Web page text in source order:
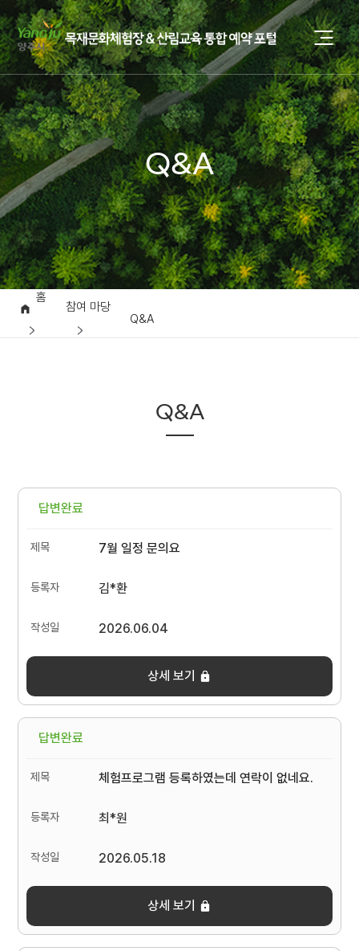
Q&A
홈
참여 마당
Q&A
Q&A
답변완료
7월 일정 문의요
김*환
2026.06.04
상세 보기
답변완료
체험프로그램 등록하였는데 연락이 없네요.
최*원
2026.05.18
상세 보기